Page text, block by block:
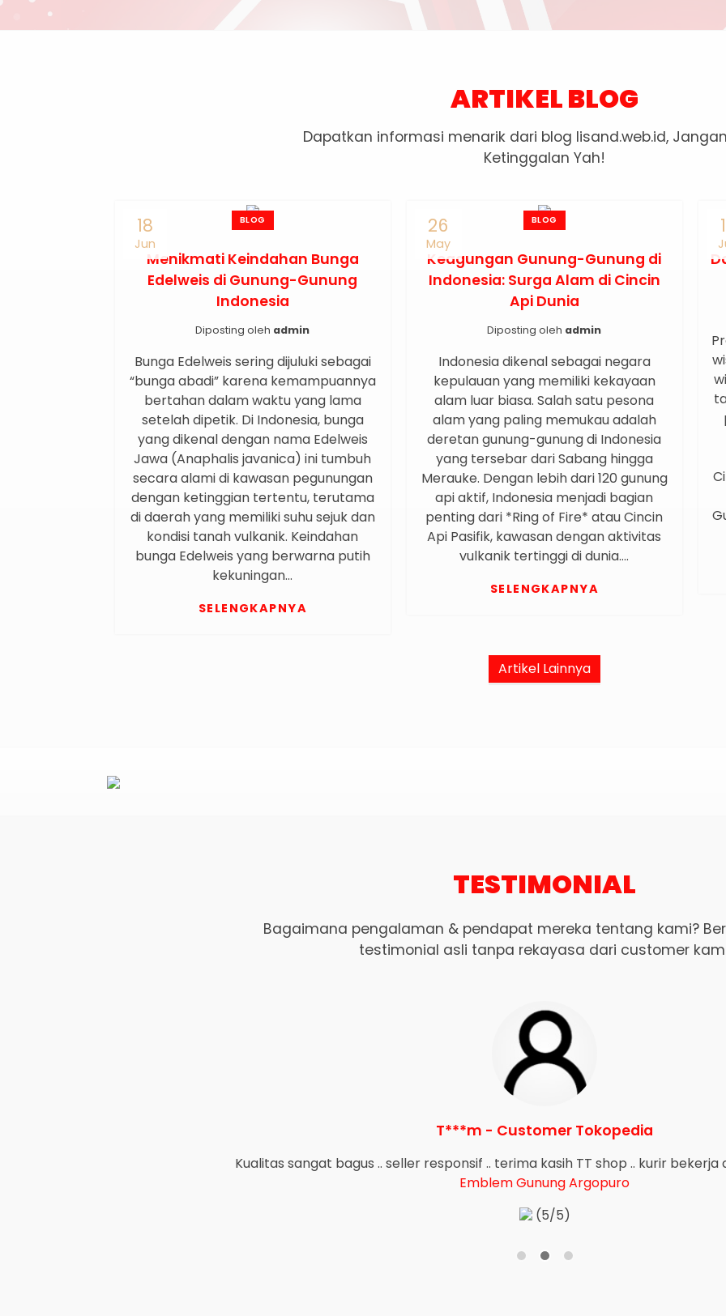
ARTIKEL BLOG
Dapatkan informasi menarik dari blog lisand.web.id,
Ketinggalan Yah!
BLOG
Menikmati Keindahan Bunga
Edelweis di Gunung-Gunung
Indonesia
Diposting oleh admin
Bunga Edelweis sering dijuluki sebagai
“bunga abadi” karena kemampuannya
bertahan dalam waktu yang lama
setelah dipetik. Di Indonesia, bunga
yang dikenal dengan nama Edelweis
Jawa (Anaphalis javanica) ini tumbuh
secara alami di kawasan pegunungan
dengan ketinggian tertentu, terutama
di daerah yang memiliki suhu sejuk dan
kondisi tanah vulkanik. Keindahan
bunga Edelweis yang berwarna putih
kekuningan…
SELENGKAPNYA
18
Jun
BLOG
Keagungan Gunung-Gunung di
Indonesia: Surga Alam di Cincin
Api Dunia
Diposting oleh admin
Indonesia dikenal sebagai negara
kepulauan yang memiliki kekayaan
alam luar biasa. Salah satu pesona
alam yang paling memukau adalah
deretan gunung-gunung di Indonesia
yang tersebar dari Sabang hingga
Merauke. Dengan lebih dari 120 gunung
api aktif, Indonesia menjadi bagian
penting dari *Ring of Fire* atau Cincin
Api Pasifik, kawasan dengan aktivitas
vulkanik tertinggi di dunia….
SELENGKAPNYA
26
May
Artikel Lainnya
TESTIMONIAL
Bagaimana pengalaman & pendapat mereka tentang kami?
testimonial asli tanpa rekayasa dari customer
T***m - Customer Tokopedia
Kualitas sangat bagus .. seller responsif .. terima kasih TT shop .. kurir bekerja
Emblem Gunung Argopuro
(5/5)